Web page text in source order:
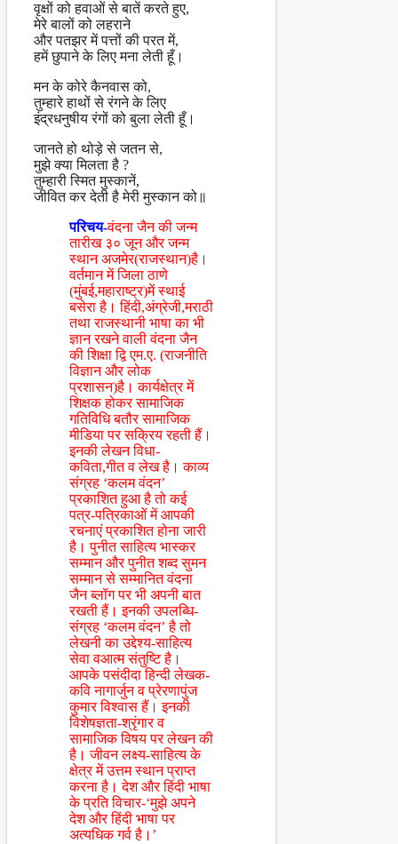
वृक्षों को हवाओं से बातें करते हुए,
मेरे बालों को लहराने
और पतझर में पत्तों की परत में,
हमें छुपाने के लिए मना लेती हूँ।
मन के कोरे कैनवास को,
तुम्हारे हाथों से रंगने के लिए
इंद्रधनुषीय रंगों को बुला लेती हूँ।
जानते हो थोड़े से जतन से,
मुझे क्या मिलता है ?
तुम्हारी स्मित मुस्कानें,
जीवित कर देती है मेरी मुस्कान को॥
परिचय-वंदना जैन की जन्म
तारीख ३० जून और जन्म
स्थान अजमेर(राजस्थान)है।
वर्तमान में जिला ठाणे
(मुंबई,महाराष्ट्र)में स्थाई
बसेरा है। हिंदी,अंग्रेजी,मराठी
तथा राजस्थानी भाषा का भी
ज्ञान रखने वाली वंदना जैन
की शिक्षा द्वि एम.ए. (राजनीति
विज्ञान और लोक
प्रशासन)है। कार्यक्षेत्र में
शिक्षक होकर सामाजिक
गतिविधि बतौर सामाजिक
मीडिया पर सक्रिय रहती हैं।
इनकी लेखन विधा-
कविता,गीत व लेख है। काव्य
संग्रह ‘कलम वंदन’
प्रकाशित हुआ है तो कई
पत्र-पत्रिकाओं में आपकी
रचनाएं प्रकाशित होना जारी
है। पुनीत साहित्य भास्कर
सम्मान और पुनीत शब्द सुमन
सम्मान से सम्मानित वंदना
जैन ब्लॉग पर भी अपनी बात
रखती हैं। इनकी उपलब्धि-
संग्रह ‘कलम वंदन’ है तो
लेखनी का उद्देश्य-साहित्य
सेवा वआत्म संतुष्टि है।
आपके पसंदीदा हिन्दी लेखक-
कवि नागार्जुन व प्रेरणापुंज
कुमार विश्वास हैं। इनकी
विशेषज्ञता-श्रृंगार व
सामाजिक विषय पर लेखन की
है। जीवन लक्ष्य-साहित्य के
क्षेत्र में उत्तम स्थान प्राप्त
करना है। देश और हिंदी भाषा
के प्रति विचार-‘मुझे अपने
देश और हिंदी भाषा पर
अत्यधिक गर्व है।’